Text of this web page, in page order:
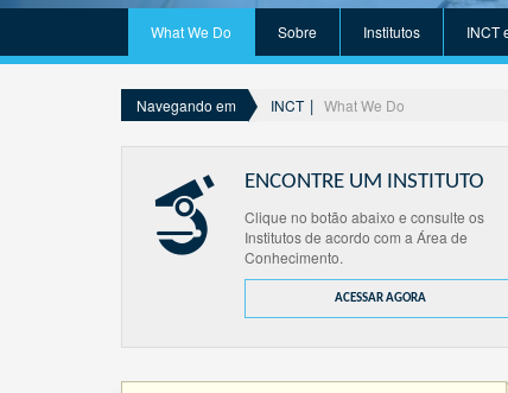
What We Do Sobre Institutos INCT
Navegando em INCT What We Do
ENCONTRE UM INSTITUTO
Clique no botão abaixo e consulte os
Institutos de acordo com a Área de
Conhecimento.
ACESSAR AGORA